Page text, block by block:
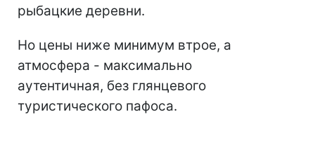
рыбацкие деревни.
Но цены ниже минимум втрое, а
атмосфера - максимально
аутентичная, без глянцевого
туристического пафоса.